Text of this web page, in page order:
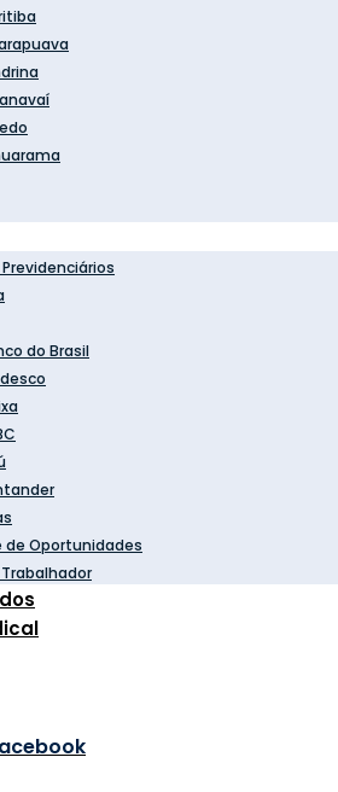
do Brasil
de Oportunidades